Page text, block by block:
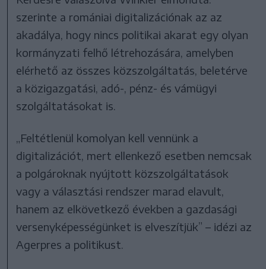
szerinte a romániai digitalizációnak az az
akadálya, hogy nincs politikai akarat egy olyan
kormányzati felhő létrehozására, amelyben
elérhető az összes közszolgáltatás, beletérve
a közigazgatási, adó-, pénz- és vámügyi
szolgáltatásokat is.
„Feltétlenül komolyan kell vennünk a
digitalizációt, mert ellenkező esetben nemcsak
a polgároknak nyújtott közszolgáltatások
vagy a választási rendszer marad elavult,
hanem az elkövetkező években a gazdasági
versenyképességünket is elveszítjük” – idézi az
Agerpres a politikust.